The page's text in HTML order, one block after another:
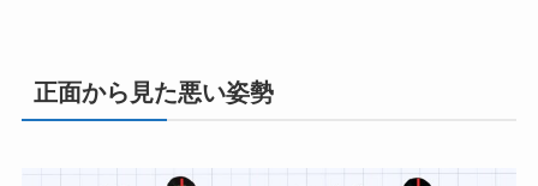
正面から見た悪い姿勢